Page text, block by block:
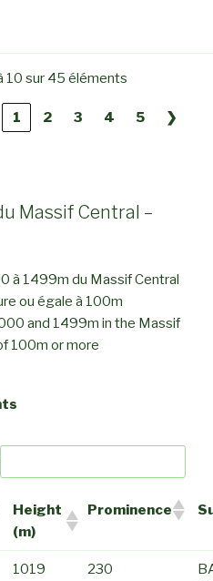
10 sur 45 éléments
1 2 3 4 5 ❯
Massif Central –
à 1499m du Massif Central
ou égale à 100m
and 1499m in the Massif
100m or more
Height
(m)
Prominence
1019 230